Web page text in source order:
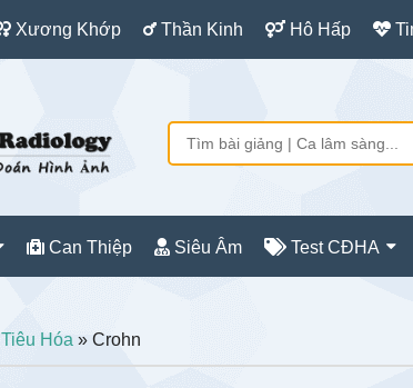
Xương Khớp Thần Kinh Hô Hấp
Can Thiệp Siêu Âm Test CĐHA
Tiêu Hóa » Crohn